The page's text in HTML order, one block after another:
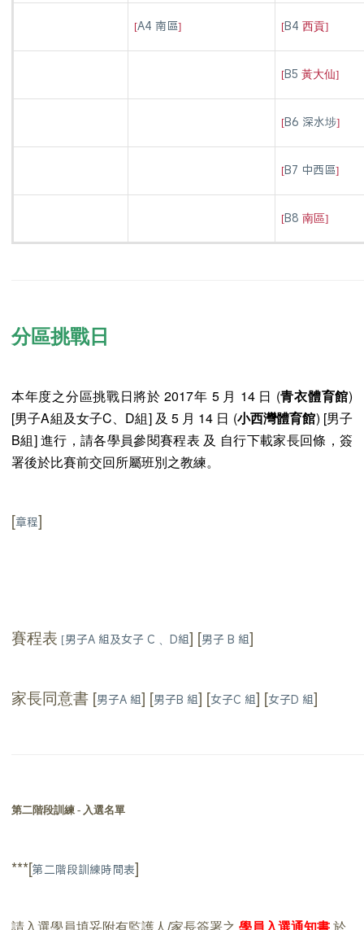
[A4南區] [B4西貢]
[B5黃大仙]
[B6 深水埗]
[B7 中西區]
[B8南區]
分區挑戰日
本年度之分區挑戰日將於 2017年 5 月 14 日 (青衣體育館)
[男子A組及女子C、D組] 及 5 月 14 日 (小西灣體育館) [男子
B組] 進行，請各學員參閱賽程表 及 自行下載家長回條 ，簽
署後於比賽前交回所屬班別之教練。
[章程]
賽程表 [男子A 組及女子 C 、D組] [男子 B 組]
家長同意書 [男子A 組] [男子B 組] [女子C 組] [女子D 組]
第二階段訓練 - 入選名單
***[第二階段訓練時間表]
請入選學員填妥附有監護人/家長簽署之學員入選通知書 於